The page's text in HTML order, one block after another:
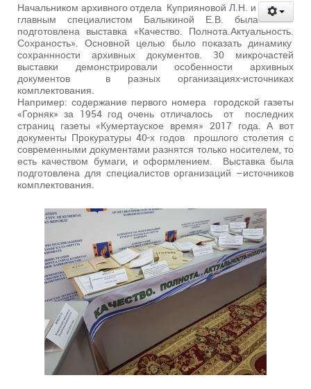
Начальником архивного отдела Куприяновой Л.Н. и
главным специалистом Балыкиной Е.В. была
подготовлена выставка «Качество. Полнота.Актуальность.
Сохраность». Основной целью было показать динамику
сохраннности архивных документов. 30 микрочастей
выставки демонстрировали особенности архивных
документов в разных организациях-источниках
комплектования.
Например: содержание первого номера городской газеты
«Горняк» за 1954 год очень отличалось от последних
страниц газеты «Кумертауское время» 2017 года. А вот
документы Прокуратуры 40-х годов прошлого столетия с
современными документами разнятся только носителем, то
есть качеством бумаги, и оформлением. Выставка была
подготовлена для специалистов организаций –источников
комплектования.